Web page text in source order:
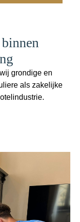
grondige en
als zakelijke